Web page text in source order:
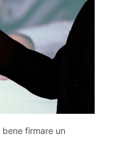
firmare un